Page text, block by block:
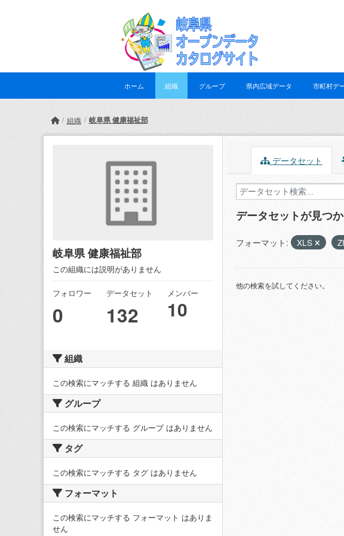
ホーム 組織 グループ 県内広域データ 市町村デ
組織 岐阜県 健康福祉部
岐阜県 健康福祉部
この組織には説明がありません
フォロワー
0
データセット
132
メンバー
10
組織
この検索にマッチする 組織 はありません
グループ
この検索にマッチする グループ はありません
タグ
この検索にマッチする タグ はありません
フォーマット
この検索にマッチする フォーマット はありま
せん
データセット
データセットが見つ
フォーマット: XLS
他の検索を試してください。